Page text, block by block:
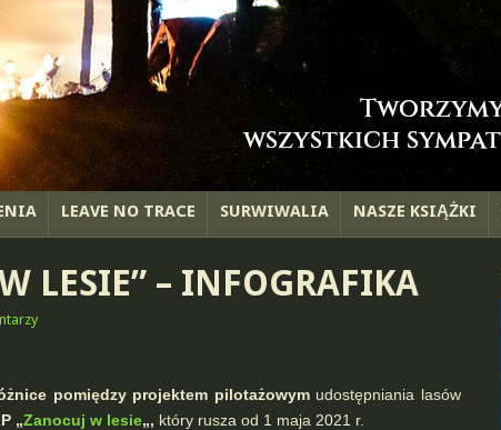
LEAVE NO TRACE SURWIWALIA NASZE KSIĄŻKI
LESIE” – INFOGRAFIKA
pomiędzy projektem pilotażowymudostępniania lasów
„Zanocuj w lesie„, który rusza od 1 maja 2021 r.